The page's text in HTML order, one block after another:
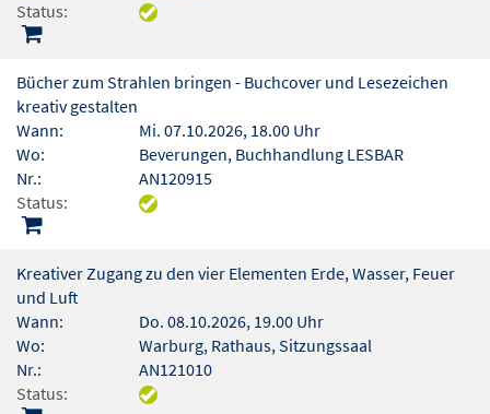
Status:
Bücher zum Strahlen bringen - Buchcover und Lesezeichen
kreativ gestalten
Wann:
Mi. 07.10.2026, 18.00 Uhr
Wo:
Beverungen, Buchhandlung LESBAR
Nr.:
AN120915
Status:
Kreativer Zugang zu den vier Elementen Erde, Wasser, Feuer
und Luft
Wann:
Do. 08.10.2026, 19.00 Uhr
Wo:
Warburg, Rathaus, Sitzungssaal
Nr.:
AN121010
Status: